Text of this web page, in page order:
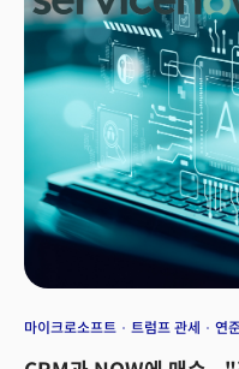
A2A 프로토콜 기반으로 작동하
A2A 프로토콜을 오픈 소스로 발
만든다는 계획이다.
마이크로소프트 트럼프 관세 연